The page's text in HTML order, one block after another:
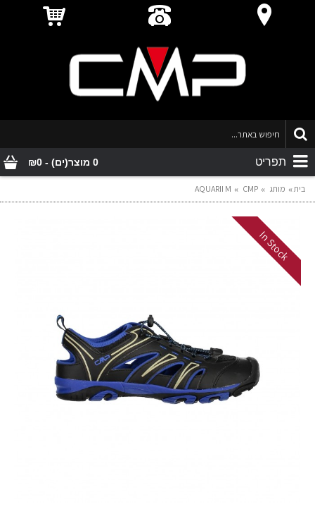
0 מוצר(ים) - ₪0 תפריט
בית מותג CMP
AQUARII M
In Stock